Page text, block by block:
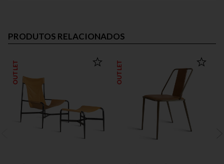
PRODUTOS RELACIONADOS
OUTLET OUTLET